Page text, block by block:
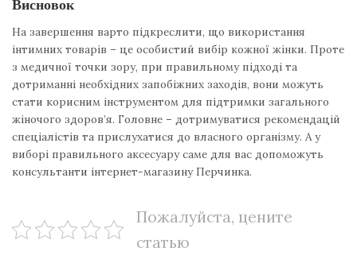
На завершення варто підкреслити, що використання
інтимних товарів – це особистий вибір кожної жінки. Проте
з медичної точки зору, при правильному підході та
дотриманні необхідних запобіжних заходів, вони можуть
стати корисним інструментом для підтримки загального
жіночого здоров’я. Головне – дотримуватися рекомендацій
спеціалістів та прислухатися до власного організму. А у
виборі правильного аксесуару саме для вас допоможуть
консультанти інтернет-магазину Перчинка.
Пожалуйста, цените
статью